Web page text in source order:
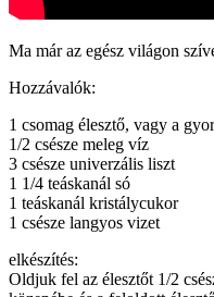
Ma már az egész világon
Hozzávalók:
1 csomag élesztő, vagy a
1/2 csésze meleg víz
3 csésze univerzális liszt
1 1/4 teáskanál só
1 teáskanál kristálycukor
1 csésze langyos vizet
elkészítés:
Oldjuk fel az élesztőt 1/2